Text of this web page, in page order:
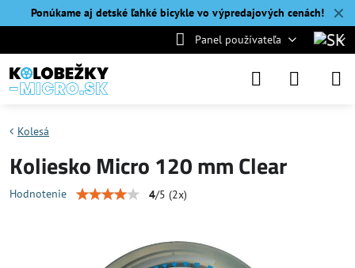
✕
Ponúkame aj detské ľahké bicykle vo výpredajových cenách!
Panel používateľa
Kolesá
Koliesko Micro 120 mm Clear
Hodnotenie 4/5 (2x)